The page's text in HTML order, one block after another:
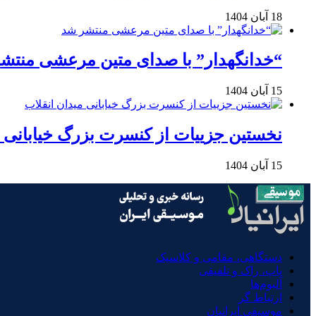
18 آبان 1404
“خدانگهدار” با صدای متین مرعشی
15 آبان 1404
نخستین جزییات از کنسرت بزرگ خیابانی
15 آبان 1404
دستگاهی، مقامی و کلاسیک
پاپ، راک و تلفیقی
آلبوم‌ها
ارتباط گر
موسیقی ایرانیان